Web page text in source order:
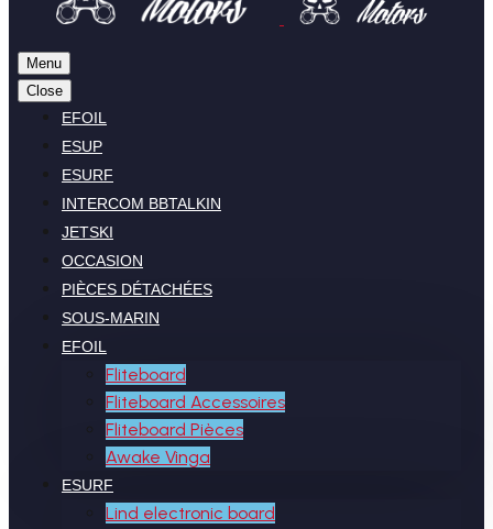
Menu
Close
EFOIL
ESUP
ESURF
INTERCOM BBTALKIN
JETSKI
OCCASION
PIÈCES DÉTACHÉES
SOUS-MARIN
EFOIL
Fliteboard
Fliteboard Accessoires
Fliteboard Pièces
Awake Vinga
ESURF
Lind electronic board